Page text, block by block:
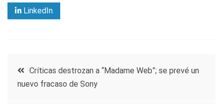
LinkedIn
Navegación
Críticas destrozan a “Madame Web”; se prevé un
nuevo fracaso de Sony